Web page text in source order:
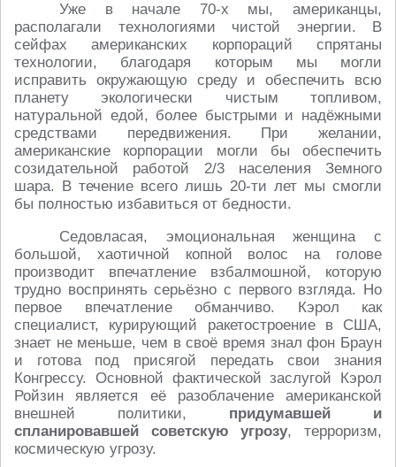
Уже в начале 70-х мы, американцы,
располагали технологиями чистой энергии. В
сейфах американских корпораций спрятаны
технологии, благодаря которым мы могли
исправить окружающую среду и обеспечить всю
планету экологически чистым топливом,
натуральной едой, более быстрыми и надёжными
средствами передвижения. При желании,
американские корпорации могли бы обеспечить
созидательной работой 2/3 населения Земного
шара. В течение всего лишь 20-ти лет мы смогли
бы полностью избавиться от бедности.
Седовласая, эмоциональная женщина с
большой, хаотичной копной волос на голове
производит впечатление взбалмошной, которую
трудно воспринять серьёзно с первого взгляда. Но
первое впечатление обманчиво. Кэрол как
специалист, курирующий ракетостроение в США,
знает не меньше, чем в своё время знал фон Браун
и готова под присягой передать свои знания
Конгрессу. Основной фактической заслугой Кэрол
Ройзин является её разоблачение американской
внешней политики, придумавшей и
спланировавшей советскую угрозу, терроризм,
космическую угрозу.